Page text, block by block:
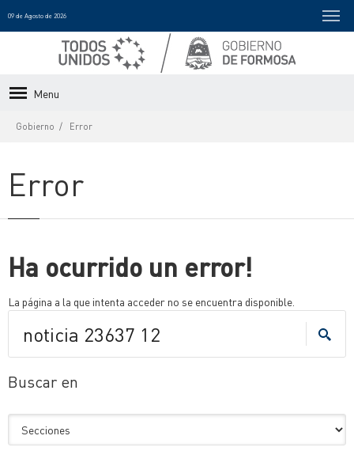
09 de Agosto de 2026
Menu
Gobierno Error
Error
Ha ocurrido un error!
La página a la que intenta acceder no se encuentra disponible.
Buscar en